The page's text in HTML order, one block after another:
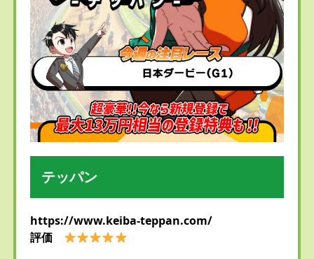
テッパン
https://www.keiba-teppan.com/
評価